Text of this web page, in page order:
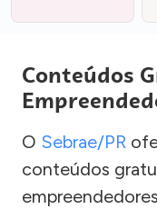
Conteúdos
O Sebrae/PR
conteúdos